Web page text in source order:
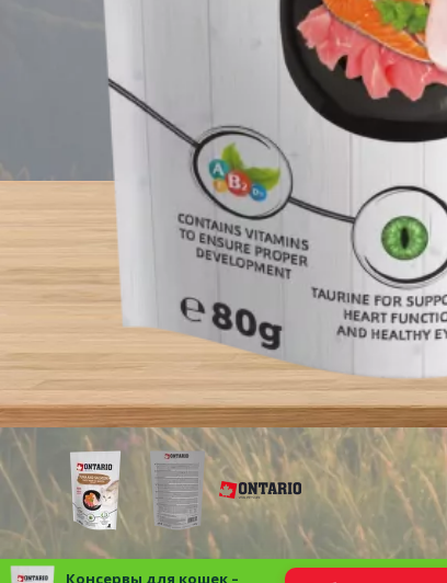
Консервы для кошек –